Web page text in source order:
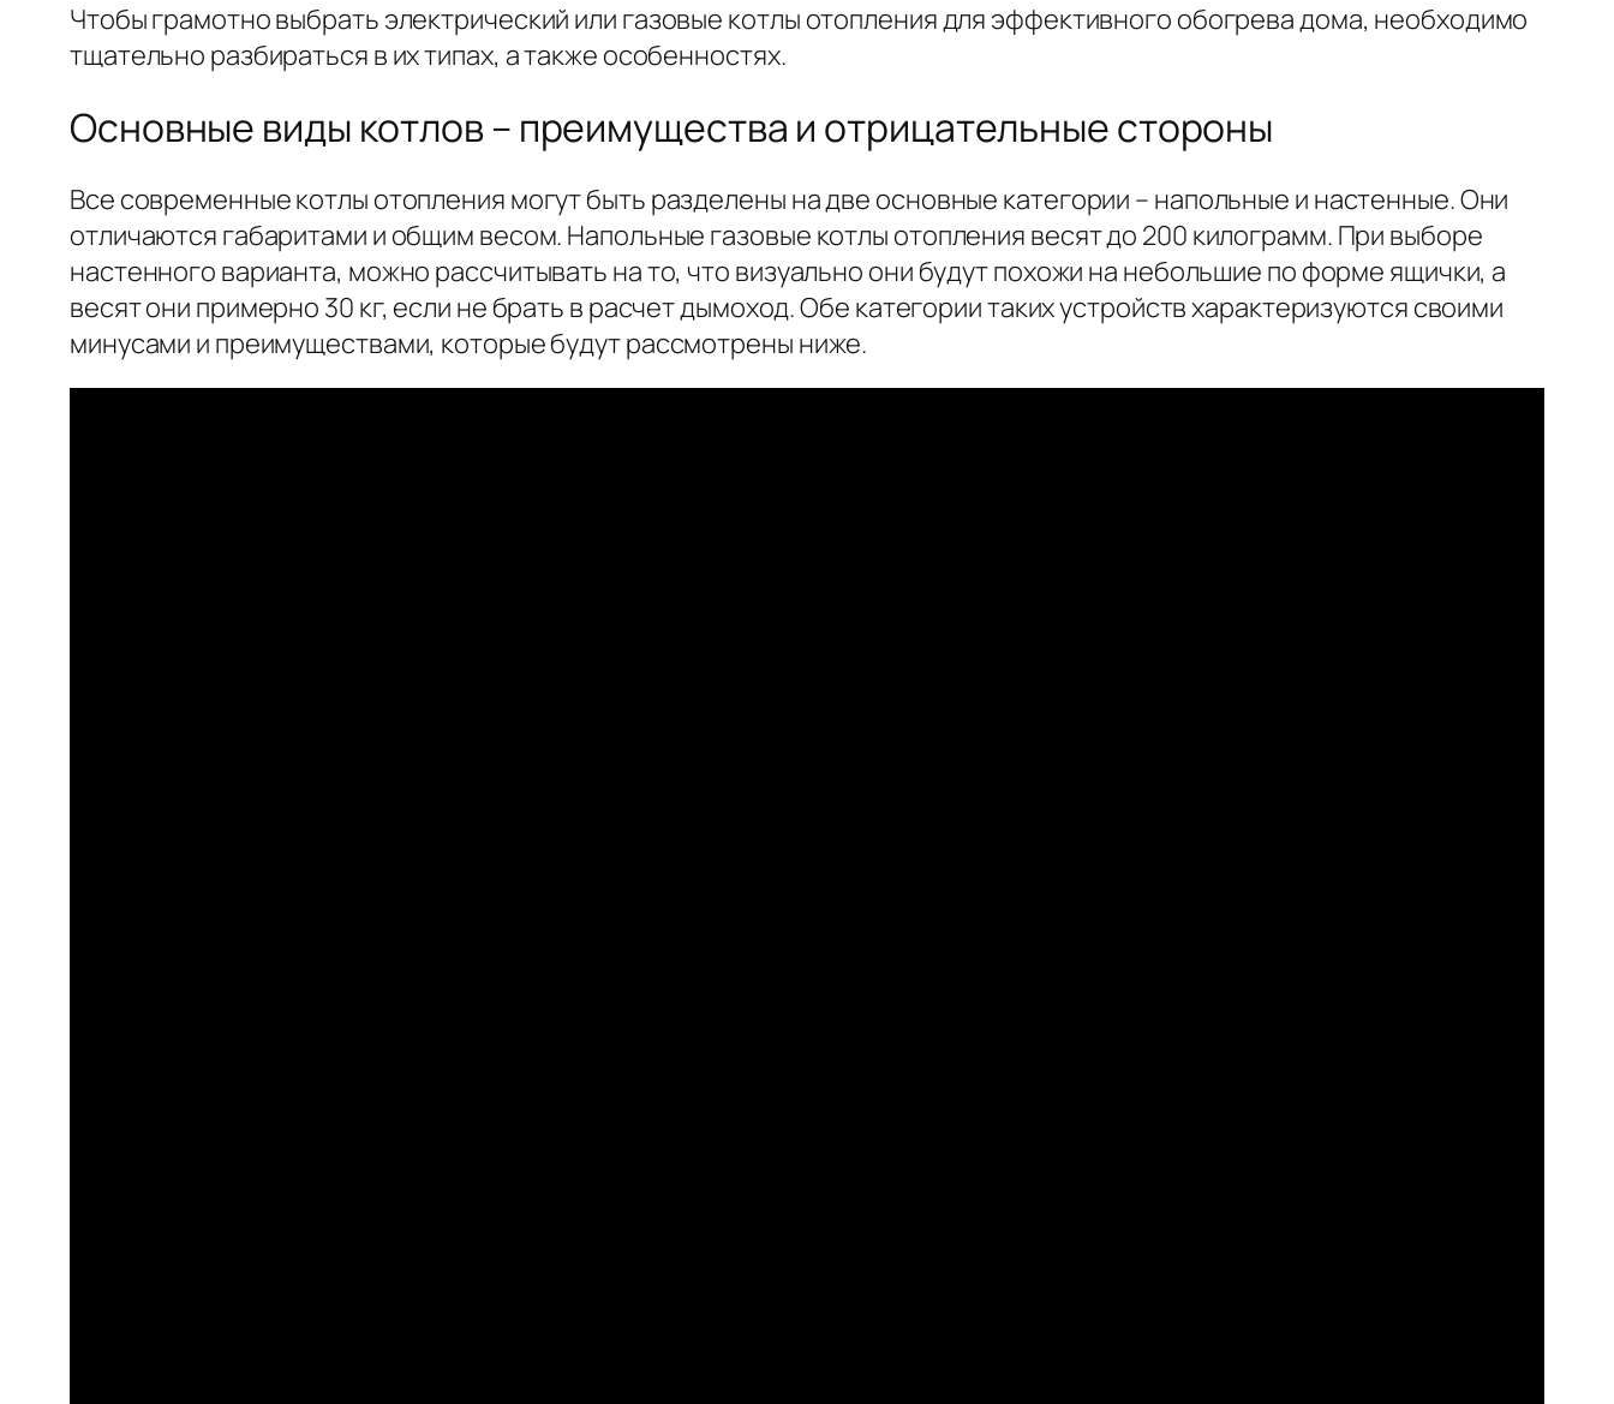
Чтобы грамотно выбрать электрический или газовые котлы отопления для эффективного обогрева дома, необходимо
тщательно разбираться в их типах, а также особенностях.
Основные виды котлов – преимущества и отрицательные стороны
Все современные котлы отопления могут быть разделены на две основные категории – напольные и настенные. Они
отличаются габаритами и общим весом. Напольные газовые котлы отопления весят до 200 килограмм. При выборе
настенного варианта, можно рассчитывать на то, что визуально они будут похожи на небольшие по форме ящички, а
весят они примерно 30 кг, если не брать в расчет дымоход. Обе категории таких устройств характеризуются своими
минусами и преимуществами, которые будут рассмотрены ниже.